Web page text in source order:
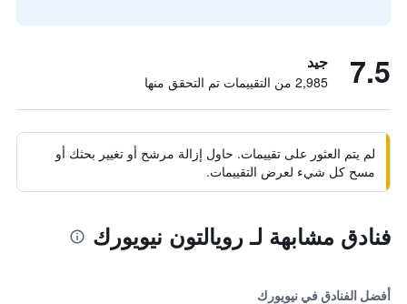
7.5 جيد
2,985 من التقييمات تم التحقق منها
لم يتم العثور على تقييمات. حاول إزالة مرشح أو تغيير بحثك أو
مسح كل شيء لعرض التقييمات.
فنادق مشابهة لـ رويالتون نيويورك
أفضل الفنادق في نيويورك